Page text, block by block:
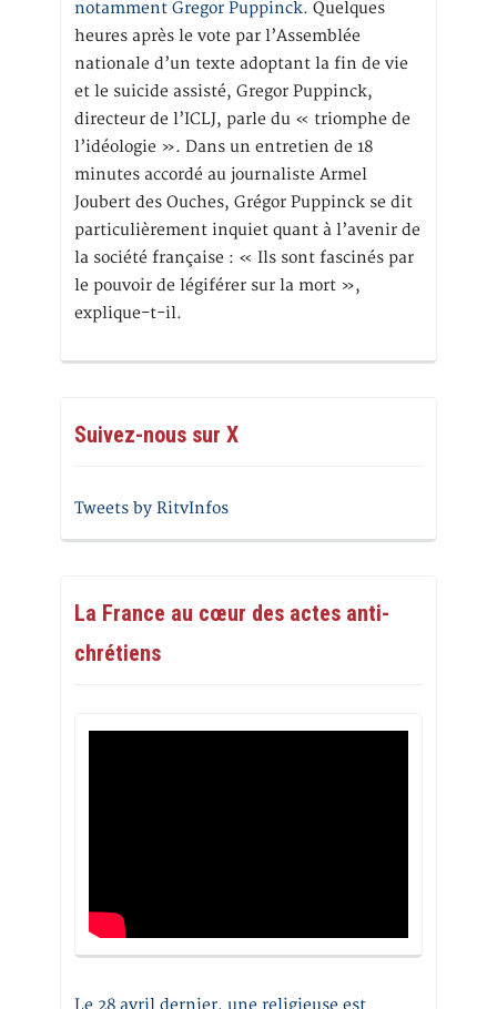
notamment Gregor Puppinck. Quelques
heures après le vote par l’Assemblée
nationale d’un texte adoptant la fin de vie
et le suicide assisté, Gregor Puppinck,
directeur de l’ICLJ, parle du « triomphe de
l’idéologie ». Dans un entretien de 18
minutes accordé au journaliste Armel
Joubert des Ouches, Grégor Puppinck se dit
particulièrement inquiet quant à l’avenir de
la société française : « Ils sont fascinés par
le pouvoir de légiférer sur la mort »,
explique-t-il.
Suivez-nous sur X
Tweets by RitvInfos
La France au cœur des actes anti-
chrétiens
Le 28 avril dernier, une religieuse est